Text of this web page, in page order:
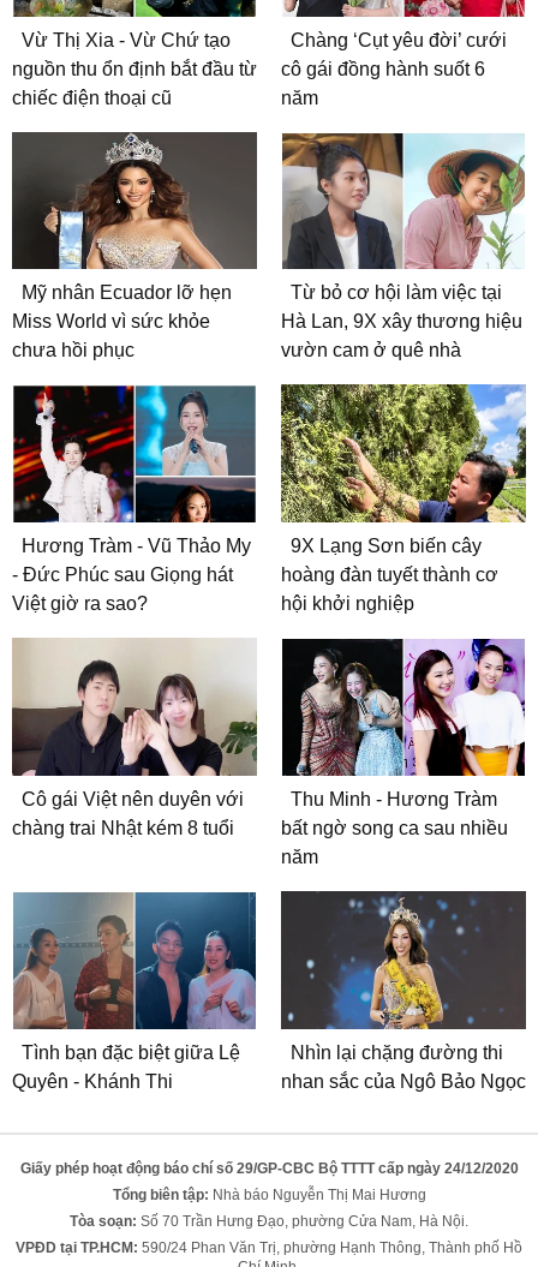
Vừ Thị Xia - Vừ Chứ tạo
nguồn thu ổn định bắt đầu từ
chiếc điện thoại cũ
Chàng ‘Cụt yêu đời’ cưới
cô gái đồng hành suốt 6
năm
Mỹ nhân Ecuador lỡ hẹn
Miss World vì sức khỏe
chưa hồi phục
Từ bỏ cơ hội làm việc tại
Hà Lan, 9X xây thương hiệu
vườn cam ở quê nhà
Hương Tràm - Vũ Thảo My
- Đức Phúc sau Giọng hát
Việt giờ ra sao?
9X Lạng Sơn biến cây
hoàng đàn tuyết thành cơ
hội khởi nghiệp
Cô gái Việt nên duyên với
chàng trai Nhật kém 8 tuổi
Thu Minh - Hương Tràm
bất ngờ song ca sau nhiều
năm
Tình bạn đặc biệt giữa Lệ
Quyên - Khánh Thi
Nhìn lại chặng đường thi
nhan sắc của Ngô Bảo Ngọc
Giấy phép hoạt động báo chí số 29/GP-CBC Bộ TTTT cấp ngày 24/12/2020
Tổng biên tập: Nhà báo Nguyễn Thị Mai Hương
Tòa soạn: Số 70 Trần Hưng Đạo, phường Cửa Nam, Hà Nội.
VPĐD tại TP.HCM: 590/24 Phan Văn Trị, phường Hạnh Thông, Thành phố Hồ